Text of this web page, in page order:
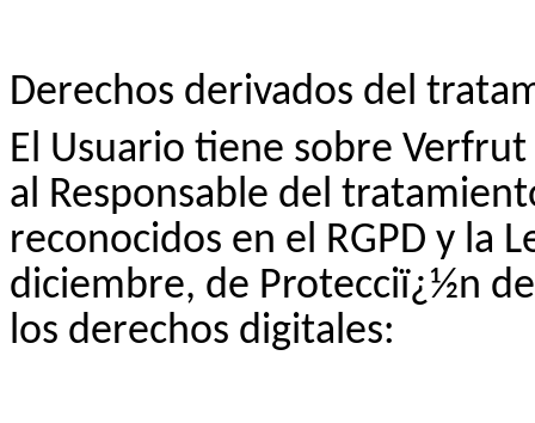
Derechos derivados del
El Usuario tiene sobre Verfrut
al Responsable del
reconocidos en el RGPD y la
diciembre, de Protecciï¿½n
los derechos digitales: